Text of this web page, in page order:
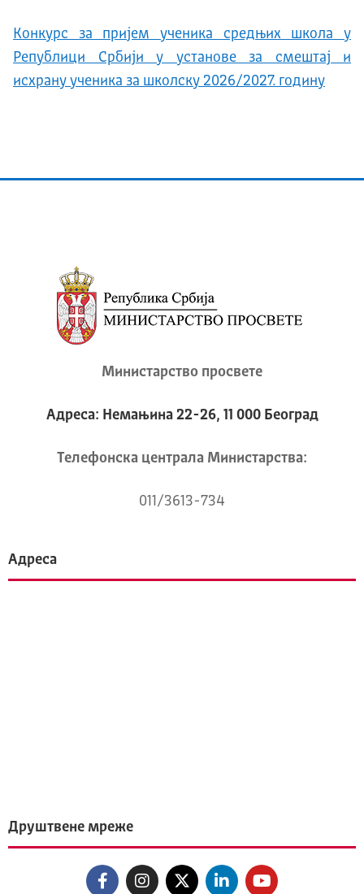
Конкурс за пријем ученика средњих школа у
Републици Србији у установе за смештај и
исхрану ученика за школску 2026/2027. годину
Министарство просвете
Адреса: Немањина 22-26, 11 000 Београд
Телeфонска централа Mинистарства:
011/3613-734
Адреса
Друштвене мреже